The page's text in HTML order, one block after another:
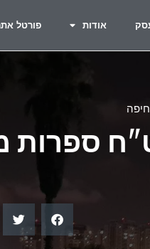
אודות פורטל
חיפה
ספרות